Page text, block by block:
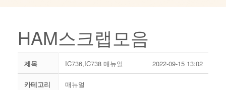
HAM스크랩모음
제목 IC736,IC738 매뉴얼 2022-09-15 13:02
카테고리 매뉴얼